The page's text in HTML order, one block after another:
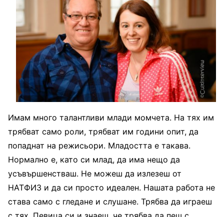
Имам много талантливи млади момчета. На тях им
трябват само роли, трябват им години опит, да
попаднат на режисьори. Младостта е такава.
Нормално е, като си млад, да има нещо да
усъвършенстваш. Не можеш да излезеш от
НАТФИЗ и да си просто идеален. Нашата работа не
става само с гледане и слушане. Трябва да играеш